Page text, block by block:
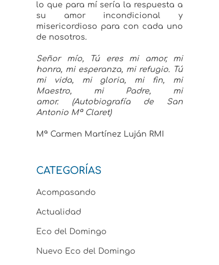
lo que para mí sería la respuesta a
su amor incondicional y
misericordioso para con cada uno
de nosotros.
Señor mío, Tú eres mi amor, mi
honra, mi esperanza, mi refugio. Tú
mi vida, mi gloria, mi fin, mi
Maestro, mi Padre, mi
amor. (Autobiografía de San
Antonio Mª Claret)
Mª Carmen Martínez Luján RMI
CATEGORÍAS
Acompasando
Actualidad
Eco del Domingo
Nuevo Eco del Domingo